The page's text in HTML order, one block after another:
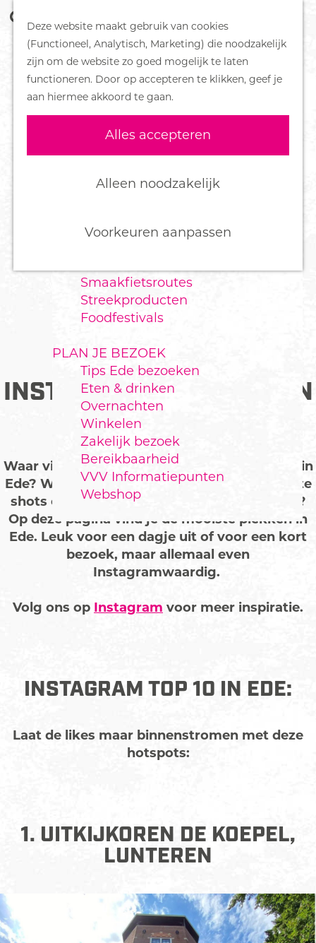
Deze website maakt gebruik van cookies
(Functioneel, Analytisch, Marketing) die noodzakelijk
zijn om de website zo goed mogelijk te laten
functioneren. Door op accepteren te klikken, geef je
aan hiermee akkoord te gaan.
Alles accepteren
Alleen noodzakelijk
Voorkeuren aanpassen
a
o
e
k
e
n
M
e
n
u
DORPEN
Bennekom
De Klomp
Deelen
Ederveen
Harskamp
Hoenderloo
Wekerom
Smaakfietsroutes
Streekproducten
Foodfestivals
PLAN JE BEZOEK
Tips Ede bezoeken
Eten & drinken
Overnachten
Winkelen
Zakelijk bezoek
Bereikbaarheid
VVV Informatiepunten
Webshop
INSTAGRAM HOTSPOTS IN
EDE
Waar vind je de meest fotogenieke hotspots in
Ede? Welke locaties zijn geknipt voor perfecte
shots en maken jouw instafeed nóg mooier?
Op deze pagina vind je de mooiste plekken in
Ede. Leuk voor een dagje uit of voor een kort
bezoek, maar allemaal even
Instagramwaardig.
Volg ons op Instagram voor meer inspiratie.
INSTAGRAM TOP 10 IN EDE:
Laat de likes maar binnenstromen met deze
hotspots:
1. UITKIJKOREN DE KOEPEL,
LUNTEREN